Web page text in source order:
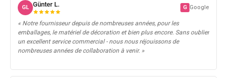
GL Günter L. G Google
« Notre fournisseur depuis de nombreuses années, pour les
emballages, le matériel de décoration et bien plus encore. Sans oublier
un excellent service commercial - nous nous réjouissons de
nombreuses années de collaboration à venir. »